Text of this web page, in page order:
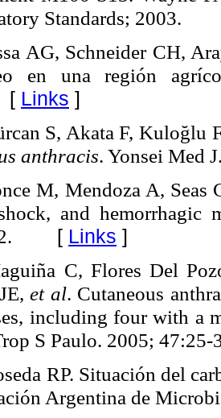
Standards; 2003.
AG, Schneider CH,
en una región
Links ]
S, Akata F, Kuloğlu
anthracis. Yonsei Med
M, Mendoza A,
and
[ Links ]
C, Flores Del
et al. Cutaneous
including four with a
S Paulo. 2005; 47:25-
RP. Situación del
Argentina de